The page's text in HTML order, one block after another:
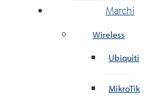
Marchi
Wireless
Ubiquiti
MikroTik